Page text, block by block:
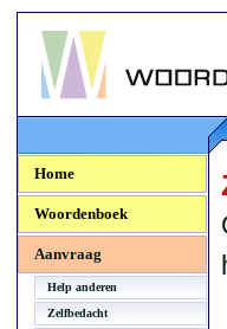
Woordenboek.NU
Home
Woordenboek
Aanvraag
Help anderen
Zelfbedacht